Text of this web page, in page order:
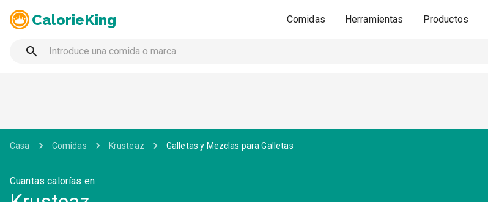
CalorieKing Comidas Herramientas Productos
Casa Comidas Krusteaz Galletas y Mezclas para Galletas
Cuantas calorías en